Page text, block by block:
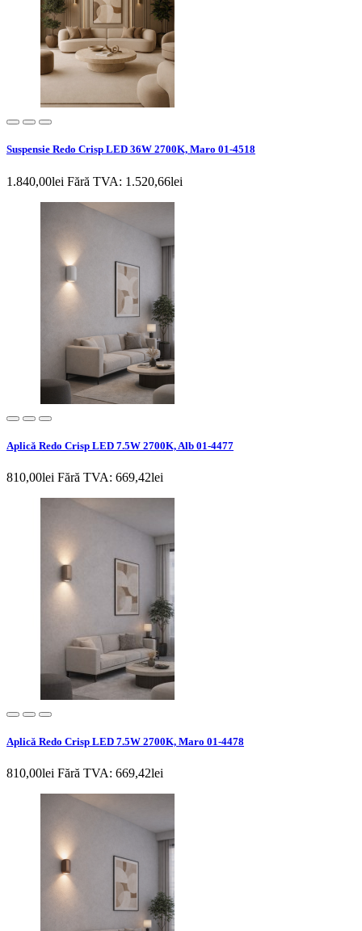
Suspensie Redo Crisp LED 36W 2700K, Maro 01-4518
1.840,00lei Fără TVA: 1.520,66lei
Aplică Redo Crisp LED 7.5W 2700K, Alb 01-4477
810,00lei Fără TVA: 669,42lei
Aplică Redo Crisp LED 7.5W 2700K, Maro 01-4478
810,00lei Fără TVA: 669,42lei